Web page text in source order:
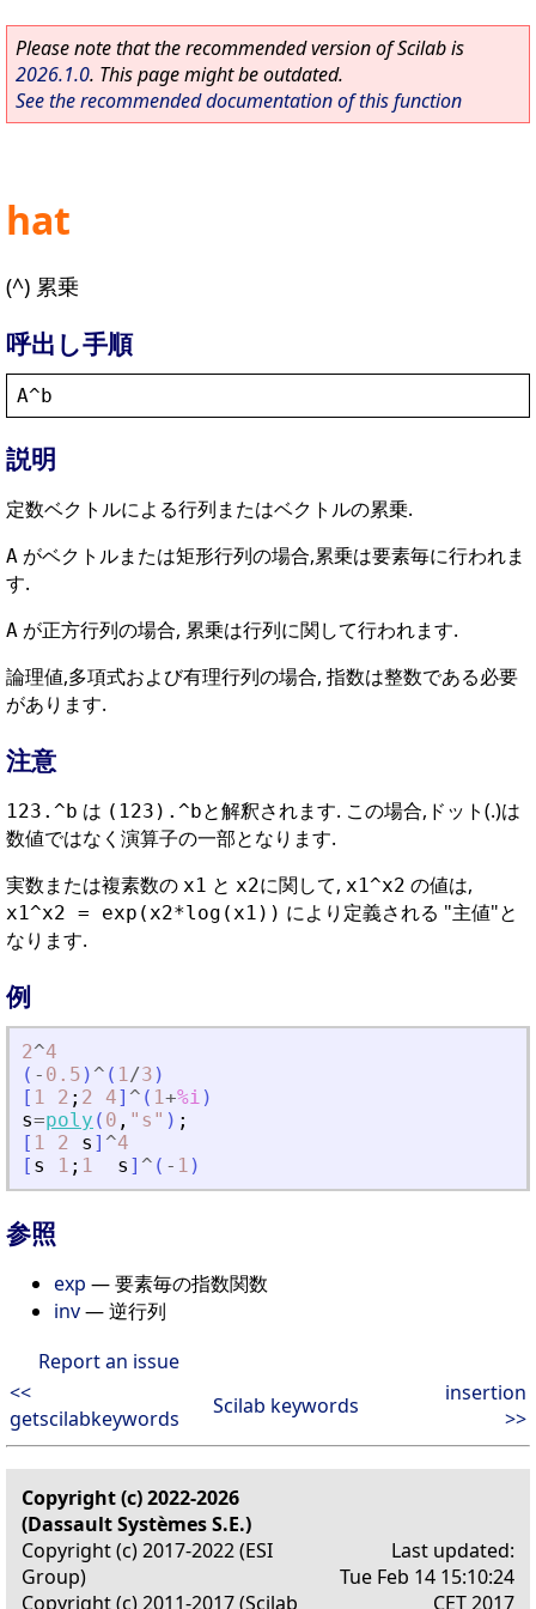
Please note that the recommended version of Scilab is
2026.1.0. This page might be outdated.
See the recommended documentation of this function
hat
(^) 累乗
呼出し手順
A^b
説明
定数ベクトルによる行列またはベクトルの累乗.
A がベクトルまたは矩形行列の場合,累乗は要素毎に行われま
す.
A が正方行列の場合, 累乗は行列に関して行われます.
論理値,多項式および有理行列の場合, 指数は整数である必要
があります.
注意
123.^b は (123).^bと解釈されます. この場合,ドット(.)は
数値ではなく演算子の一部となります.
実数または複素数の x1 と x2に関して, x1^x2 の値は,
x1^x2 = exp(x2*log(x1)) により定義される "主値"と
なります.
例
2^4
( - 0.5 ) ^ ( 1/3 )
[ 1 2 ; 2 4] ^ ( 1+%i )
s=poly ( 0 , " s " ) ;
[ 1 2 s ] ^4
[ s 1 ; 1 s ] ^ ( - 1 )
参照
exp — 要素毎の指数関数
inv— 逆行列
Report an issue
<<
getscilabkeywords
Scilab keywords
insertion
>>
Copyright (c) 2022-2026
(Dassault Systèmes S.E.)
Copyright (c) 2017-2022 (ESI
Group)
Copyright (c) 2011-2017 (Scilab
Last updated:
Tue Feb 14 15:10:24
CET 2017